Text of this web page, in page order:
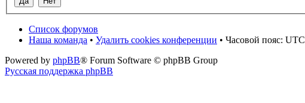
Список форумов
Наша команда • Удалить cookies конференции • Часовой пояс: UTC
Powered by phpBB® Forum Software © phpBB Group
Русская поддержка phpBB